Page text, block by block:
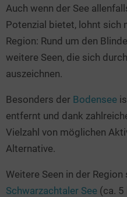
Auch wenn der See
Potenzial bietet, lohnt sich
Region: Rund um den
weitere Seen, die sich
auszeichnen.
Besonders der Bodensee
entfernt und dank
Vielzahl von möglichen
Alternative.
Weitere Seen in der
Schwarzachtaler See (ca.